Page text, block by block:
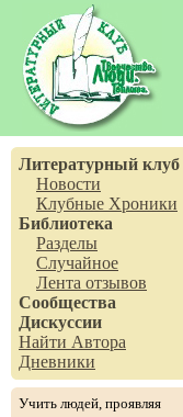
Литературный клуб
Новости
Клубные Хроники
Библиотека
Разделы
Случайное
Лента отзывов
Сообщества
Дискуссии
Найти Автора
Дневники
Учить людей, проявляя